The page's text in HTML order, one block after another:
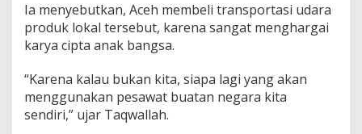
Ia menyebutkan, Aceh membeli transportasi udara
produk lokal tersebut, karena sangat menghargai
karya cipta anak bangsa.
“Karena kalau bukan kita, siapa lagi yang akan
menggunakan pesawat buatan negara kita
sendiri,” ujar Taqwallah.